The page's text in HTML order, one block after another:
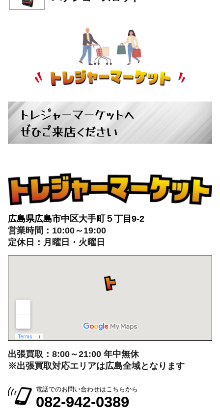
トレジャーマーケットへ
ぜひご来店ください
広島県広島市中区大手町５丁目9-2
営業時間：10:00～19:00
定休日：月曜日・火曜日
出張買取：8:00～21:00 年中無休
※出張買取対応エリアは広島全域となります
電話でのお問い合わせはこちらから
082-942-0389